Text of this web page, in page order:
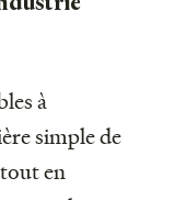
à
simple de
tout en